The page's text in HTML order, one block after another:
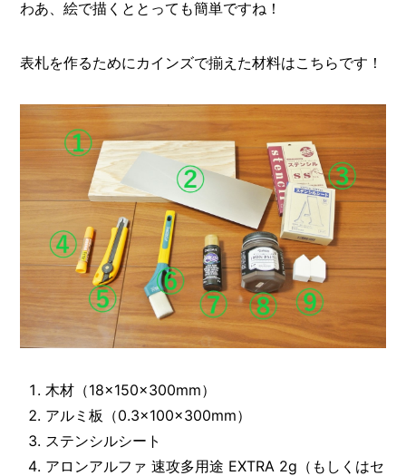
わあ、絵で描くととっても簡単ですね！
表札を作るためにカインズで揃えた材料はこちらです！
木材（18×150×300mm）
アルミ板（0.3×100×300mm）
ステンシルシート
アロンアルファ 速攻多用途 EXTRA 2g（もしくはセ